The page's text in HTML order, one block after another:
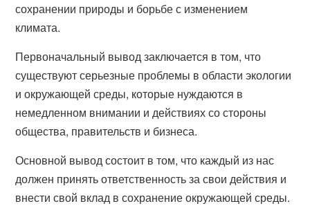
сохранении природы и борьбе с изменением
климата.
Первоначальный вывод заключается в том, что
существуют серьезные проблемы в области экологии
и окружающей среды, которые нуждаются в
немедленном внимании и действиях со стороны
общества, правительств и бизнеса.
Основной вывод состоит в том, что каждый из нас
должен принять ответственность за свои действия и
внести свой вклад в сохранение окружающей среды.